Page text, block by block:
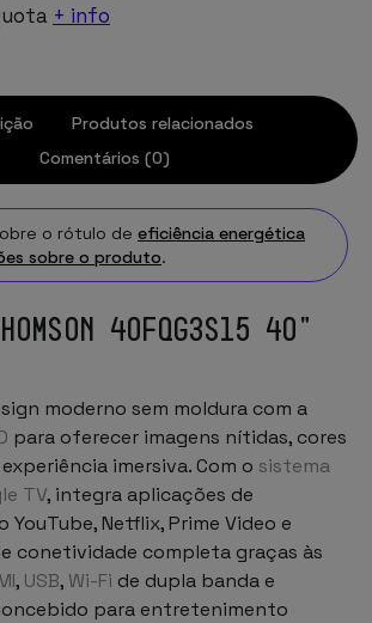
+ info
Produtos relacionados
Comentários (0)
o rótulo de eficiência energética
sobre o produto.
40FQG3S15 40"
moderno sem moldura com a
para oferecer imagens nítidas, cores
imersiva. Com o sistema
TV, integra aplicações de
Netflix, Prime Video e
conetividade completa graças às
, USB, Wi-Fi de dupla banda e
para entretenimento